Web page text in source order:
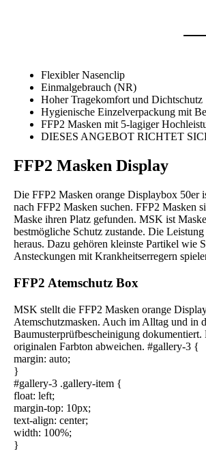
Flexibler Nasenclip
Einmalgebrauch (NR)
Hoher Tragekomfort und Dichtschutz
Hygienische Einzelverpackung mit
FFP2 Masken mit 5-lagiger
DIESES ANGEBOT RICHTET
FFP2 Masken Display
Die FFP2 Masken orange Displaybox 50er
nach FFP2 Masken suchen. FFP2 Masken
Maske ihren Platz gefunden. MSK ist
bestmögliche Schutz zustande. Die
heraus. Dazu gehören kleinste Partikel wie
Ansteckungen mit Krankheitserregern
FFP2 Atemschutz Box
MSK stellt die FFP2 Masken orange
Atemschutzmasken. Auch im Alltag und in
Baumusterprüfbescheinigung
originalen Farbton abweichen. #gallery-3 {
margin: auto;
}
#gallery-3 .gallery-item {
float: left;
margin-top: 10px;
text-align: center;
width: 100%;
}